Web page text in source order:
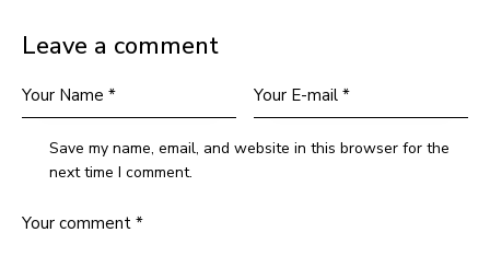
Leave a comment
Save my name, email, and website in this browser for the
next time I comment.